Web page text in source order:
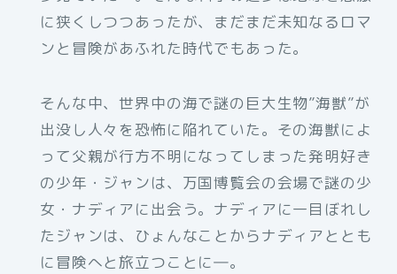
に狭くしつつあったが、まだまだ未知なるロマ
ンと冒険があふれた時代でもあった。
そんな中、世界中の海で謎の巨大生物”海獣”が
出没し人々を恐怖に陥れていた。その海獣によ
って父親が行方不明になってしまった発明好き
の少年・ジャンは、万国博覧会の会場で謎の少
女・ナディアに出会う。ナディアに一目ぼれし
たジャンは、ひょんなことからナディアととも
に冒険へと旅立つことに―。